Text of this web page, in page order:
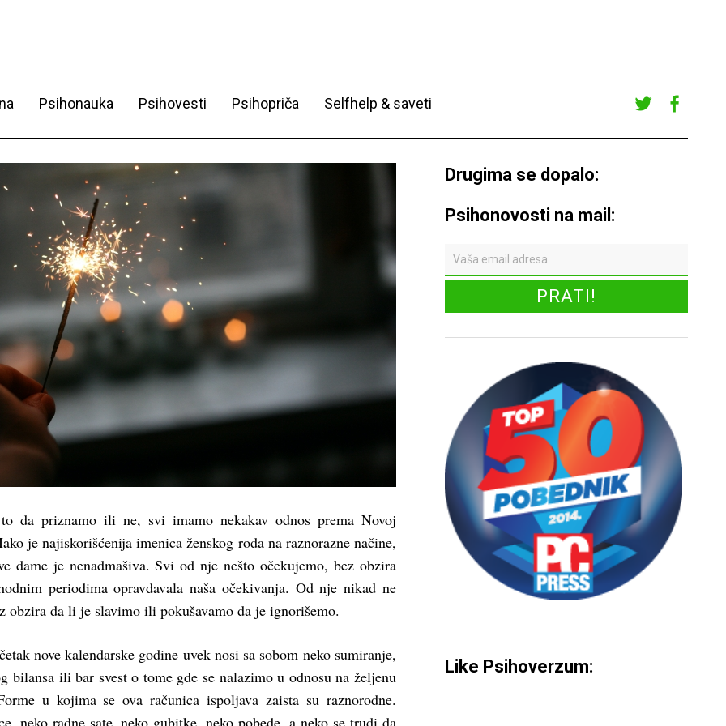
Psihonauka Psihovesti Psihopriča Selfhelp & saveti
r
ook
da priznamo ili ne, svi imamo nekakav odnos prema Novoj
je najiskorišćenija imenica ženskog roda na raznorazne načine,
dame je nenadmašiva. Svi od nje nešto očekujemo, bez obzira
periodima opravdavala naša očekivanja. Od nje nikad ne
obzira da li je slavimo ili pokušavamo da je ignorišemo.
nove kalendarske godine uvek nosi sa sobom neko sumiranje,
bilansa ili bar svest o tome gde se nalazimo u odnosu na željenu
u kojima se ova računica ispoljava zaista su raznorodne.
neko radne sate, neko gubitke, neko pobede, a neko se trudi da
Drugima se dopalo:
Psihonovosti na mail:
Like Psihoverzum: